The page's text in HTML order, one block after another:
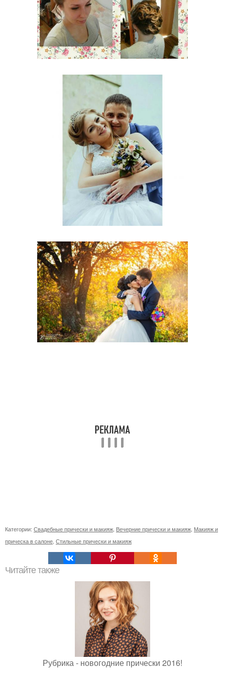
Категории: Свадебные прически и макияж Вечерние прически и макияж Макияж и
прическа в салоне Стильные прически и макияж
Читайте также
Рубрика - новогодние прически 2016!